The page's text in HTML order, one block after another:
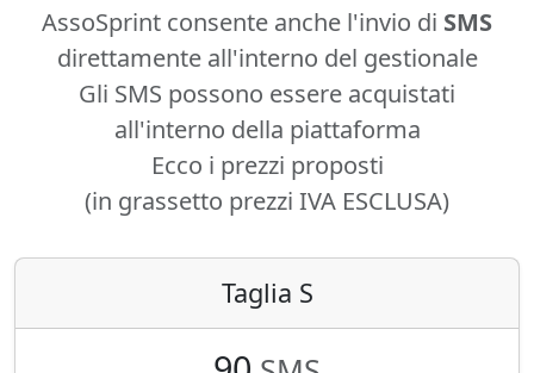
AssoSprint consente anche l'invio di SMS
direttamente all'interno del gestionale
Gli SMS possono essere acquistati
all'interno della piattaforma
Ecco i prezzi proposti
(in grassetto prezzi IVA ESCLUSA)
Taglia S